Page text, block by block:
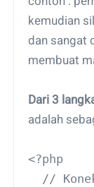
kemudian
dan sangat
membuat
Dari 3
adalah
<?php
//